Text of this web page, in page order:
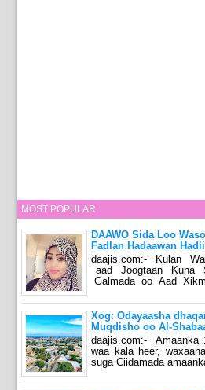
MOST POPULAR
DAAWO Sida Loo
Fadlan Hadaawan
daajis.com:- Kulan
aad Joogtaan Kuna
Galmada oo Aad
Xog: Odayaasha
Muqdisho oo Al-
daajis.com:- Amaanka
waa kala heer,
suga Ciidamada